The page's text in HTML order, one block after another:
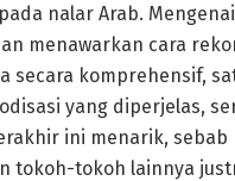
nalar Arab.
menawarkan cara
secara komprehensif,
yang diperjelas,
ini menarik,
tokoh-tokoh lainnya